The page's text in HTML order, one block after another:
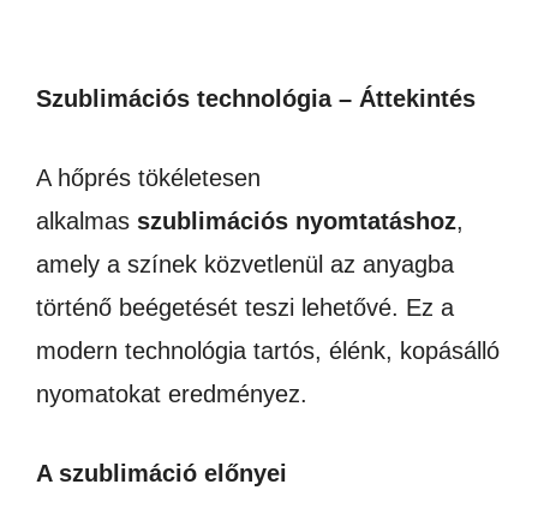
Szublimációs technológia – Áttekintés
A hőprés tökéletesen
alkalmas szublimációs nyomtatáshoz,
amely a színek közvetlenül az anyagba
történő beégetését teszi lehetővé. Ez a
modern technológia tartós, élénk, kopásálló
nyomatokat eredményez.
A szublimáció előnyei